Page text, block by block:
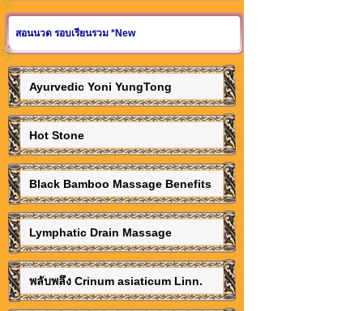
สอนนวด รอบเรียนรวม *New
Ayurvedic Yoni YungTong
Hot Stone
Black Bamboo Massage Benefits
Lymphatic Drain Massage
พลับพลึง Crinum asiaticum Linn.